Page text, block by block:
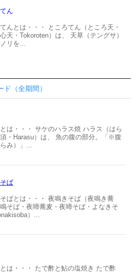
ん
んとは・・・ ところてん（ところ天・
天・Tokoroten）は、 天草（テングサ）
リを...
（全期間）
は・・・ サケのハラス焼 ハラス（はら
・Harasu）は、 魚の腹の部分。「※腹
み）」...
ば
ばとは・・・ 夜鳴きそば（夜鳴き蕎
そば・夜啼蕎麦・夜啼そば・よなきそ
）...
は・・・ たで酢と鮎の塩焼き たで酢